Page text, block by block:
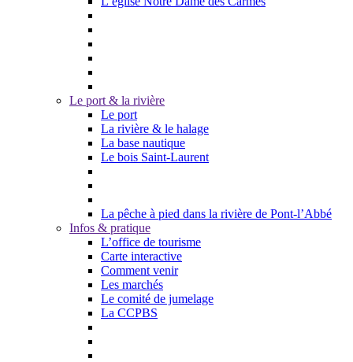
Le port & la rivière
Le port
La rivière & le halage
La base nautique
Le bois Saint-Laurent
La pêche à pied dans la rivière de Pont-l’Abbé
Infos & pratique
L’office de tourisme
Carte interactive
Comment venir
Les marchés
Le comité de jumelage
La CCPBS